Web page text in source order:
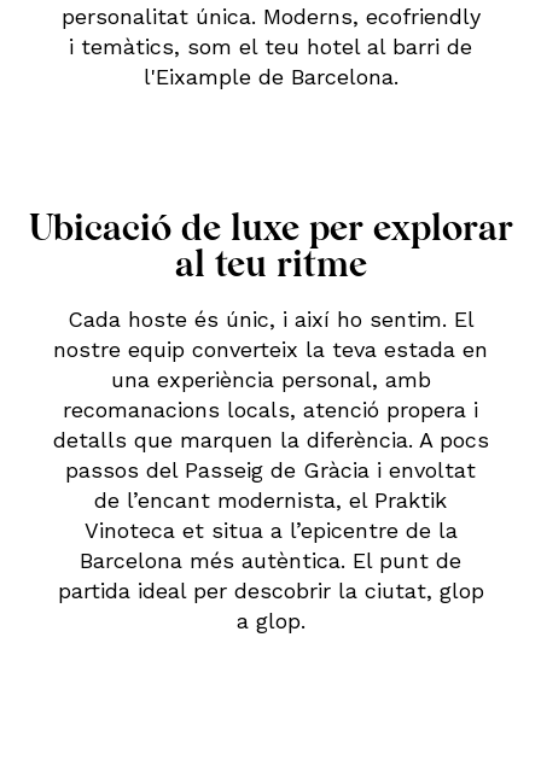
personalitat única. Moderns, ecofriendly
i temàtics, som el teu hotel al barri de
l'Eixample de Barcelona.
Ubicació de luxe per explorar
al teu ritme
Cada hoste és únic, i així ho sentim. El
nostre equip converteix la teva estada en
una experiència personal, amb
recomanacions locals, atenció propera i
detalls que marquen la diferència. A pocs
passos del Passeig de Gràcia i envoltat
de l’encant modernista, el Praktik
Vinoteca et situa a l’epicentre de la
Barcelona més autèntica. El punt de
partida ideal per descobrir la ciutat, glop
a glop.